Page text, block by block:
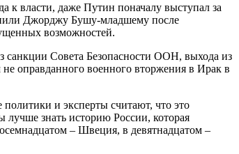
к власти, даже Путин поначалу выступал за
Джорджу Бушу-младшему после
возможностей.
санкции Совета Безопасности ООН, выхода из
оправданного военного вторжения в Ирак в
и эксперты считают, что это
лучше знать историю России, которая
– Швеция, в девятнадцатом –